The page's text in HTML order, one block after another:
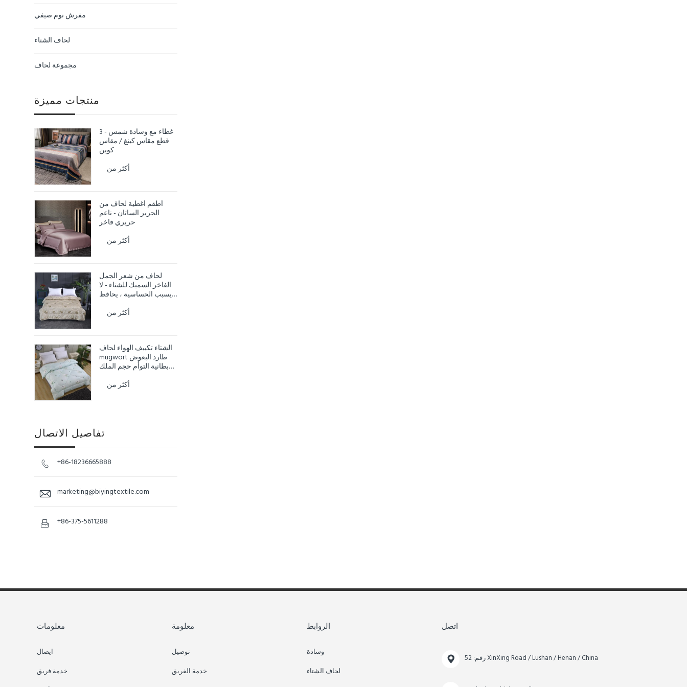
مفرش نوم صيفي
لحاف الشتاء
مجموعة لحاف
منتجات مميزة
غطاء مع وسادة شمس - 3
قطع مقاس كينغ / مقاس
كوين
أكثر من
أطقم أغطية لحاف من
الحرير الساتان - ناعم
حريري فاخر
أكثر من
لحاف من شعر الجمل
الفاخر السميك للشتاء - لا
يسبب الحساسية ، يحافظ
أكثر من
الشتاء تكييف الهواء لحاف
mugwort طارد البعوض
بطانية التوأم حجم الملك
أكثر من
تفاصيل الاتصال
 +86-18236665888
 marketing@biyingtextile.com
 +86-375-5611288
معلومات
ايصال
خدمة فريق
معلومة
توصيل
خدمة الفريق
الروابط
وسادة
لحاف الشتاء
اتصل
 رقم: 52 XinXing Road / Lushan / Henan / China